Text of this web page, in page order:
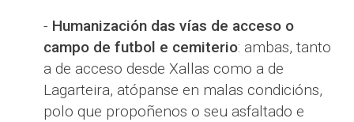
- Humanización das vías de acceso o
campo de futbol e cemiterio: ambas, tanto
a de acceso desde Xallas como a de
Lagarteira, atópanse en malas condicións,
polo que propoñenos o seu asfaltado e